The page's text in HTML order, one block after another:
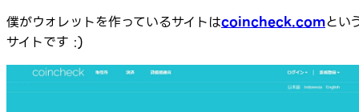
僕がウォレットを作っているサイトはcoincheck.comとい
サイトです :)